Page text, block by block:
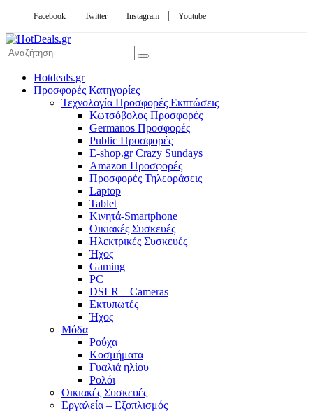
Facebook Twitter Instagram Youtube
Hotdeals.gr
Προσφορές Κατηγορίες
Τεχνολογία Προσφορές Εκπτώσεις
Κωτσόβολος Προσφορές
Germanos Προσφορές
Public Προσφορές
E-shop.gr Crazy Sundays
Amazon Προσφορές
Προσφορές Τηλεοράσεις
Laptop
Tablet
Κινητά-Smartphone
Οικιακές Συσκευές
Hλεκτρικές Συσκευές
Ήχος
Gaming
PC
DSLR – Cameras
Εκτυπωτές
Ήχος
Μόδα
Ρούχα
Κοσμήματα
Γυαλιά ηλίου
Ρολόι
Οικιακές Συσκευές
Εργαλεία – Εξοπλισμός